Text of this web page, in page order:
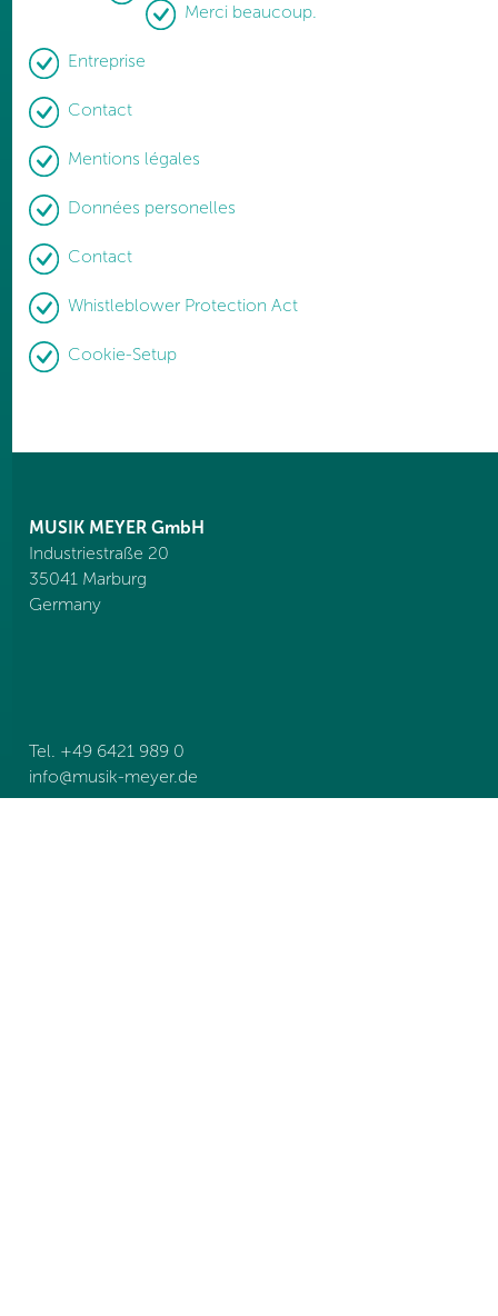
Merci beaucoup.
Entreprise
Contact
Mentions légales
Données personelles
Contact
Whistleblower Protection Act
Cookie-Setup
MUSIK MEYER GmbH
Industriestraße 20
35041 Marburg
Germany
Tel. +49 6421 989 0
info@musik-meyer.de